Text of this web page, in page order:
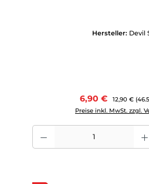
Hersteller: Devil
Verkaufspreis:
6,90 € Regulärer
12,90 €
Preise inkl. MwSt. zzgl.
Produkt Anzahl: Gib den